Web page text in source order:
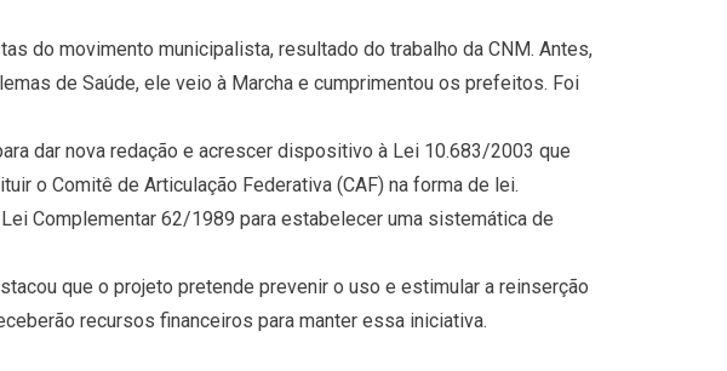
do movimento municipalista, resultado do trabalho da CNM. Antes,
de Saúde, ele veio à Marcha e cumprimentou os prefeitos. Foi
dar nova redação e acrescer dispositivo à Lei 10.683/2003 que
o Comitê de Articulação Federativa (CAF) na forma de lei.
Complementar 62/1989 para estabelecer uma sistemática de
que o projeto pretende prevenir o uso e estimular a reinserção
recursos financeiros para manter essa iniciativa.